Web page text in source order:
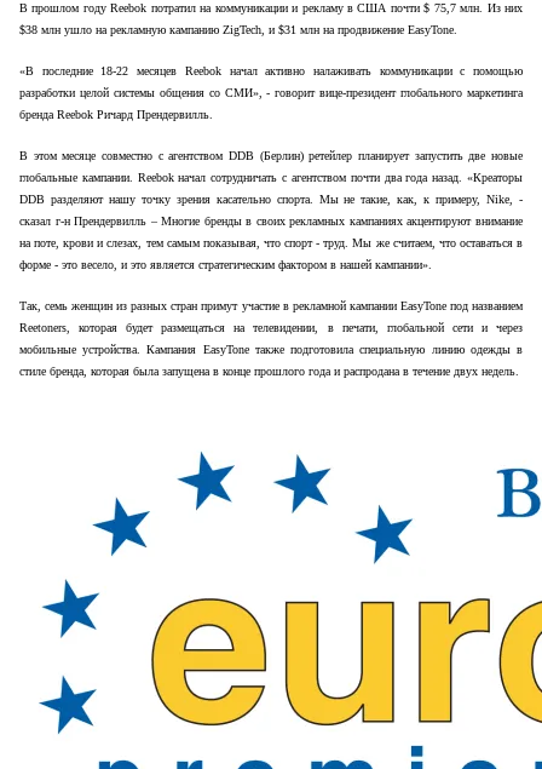
В прошлом году Reebok потратил на коммуникации и рекламу в США почти $ 75,7 млн. Из них
$38 млн ушло на рекламную кампанию ZigTech, и $31 млн на продвижение EasyTone.
«В последние 18-22 месяцев Reebok начал активно налаживать коммуникации с помощью
разработки целой системы общения со СМИ», - говорит вице-президент глобального маркетинга
бренда Reebok Ричард Прендервилль.
В этом месяце совместно с агентством DDB (Берлин) ретейлер планирует запустить две новые
глобальные кампании. Reebok начал сотрудничать с агентством почти два года назад. «Креаторы
DDB разделяют нашу точку зрения касательно спорта. Мы не такие, как, к примеру, Nike, -
сказал г-н Прендервилль – Многие бренды в своих рекламных кампаниях акцентируют внимание
на поте, крови и слезах, тем самым показывая, что спорт - труд. Мы же считаем, что оставаться в
форме - это весело, и это является стратегическим фактором в нашей кампании».
Так, семь женщин из разных стран примут участие в рекламной кампании EasyTone под названием
Reetoners, которая будет размещаться на телевидении, в печати, глобальной сети и через
мобильные устройства. Кампания EasyTone также подготовила специальную линию одежды в
стиле бренда, которая была запущена в конце прошлого года и распродана в течение двух недель.